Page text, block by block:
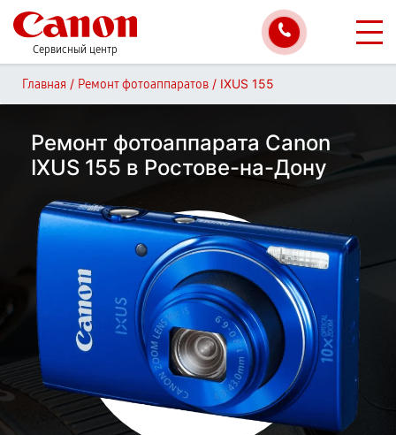
Сервисный центр
Главная / Ремонт фотоаппаратов / IXUS 155
Ремонт фотоаппарата Canon
IXUS 155 в Ростове-на-Дону